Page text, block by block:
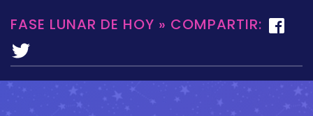
FASE LUNAR DE HOY » COMPARTIR: